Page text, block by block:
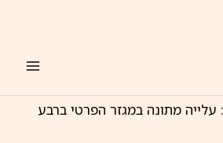
מתונה במגזר הפרטי ברבע